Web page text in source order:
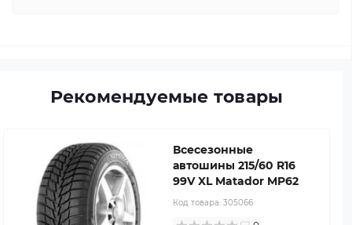
Рекомендуемые товары
Всесезонные
автошины 215/60 R16
99V XL Matador MP62
Код товара: 305066